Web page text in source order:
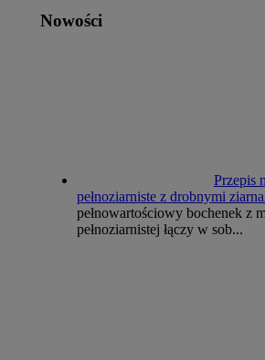
Nowości
Przepis
pełnoziarniste z drobnymi
pełnowartościowy bochenek z
pełnoziarnistej łączy w sob...